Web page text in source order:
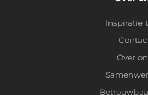
Inspiratie
Over